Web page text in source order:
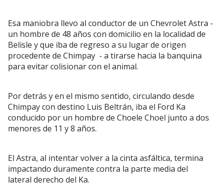
Esa maniobra llevo al conductor de un Chevrolet Astra -
un hombre de 48 años con domicilio en la localidad de
Belisle y que iba de regreso a su lugar de origen
procedente de Chimpay - a tirarse hacia la banquina
para evitar colisionar con el animal.
Por detrás y en el mismo sentido, circulando desde
Chimpay con destino Luis Beltrán, iba el Ford Ka
conducido por un hombre de Choele Choel junto a dos
menores de 11 y 8 años.
El Astra, al intentar volver a la cinta asfáltica, termina
impactando duramente contra la parte media del
lateral derecho del Ka.